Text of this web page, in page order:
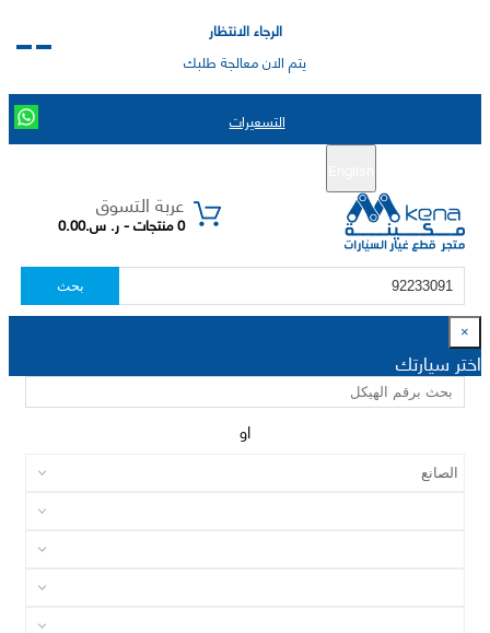
الرجاء الانتظار
يتم الان معالجة طلبك
التسعيرات
عربة التسوق
0 منتجات - ر. س.0.00
بحث
×
اختر سيارتك
او